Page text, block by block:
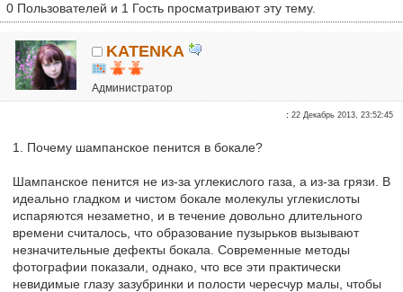
0 Пользователей и 1 Гость просматривают эту тему.
KATENKA
Администратор
:22 Декабрь 2013, 23:52:45
1. Почему шампанское пенится в бокале?
Шампанское пенится не из-за углекислого газа, а из-за грязи. В
идеально гладком и чистом бокале молекулы углекислоты
испаряются незаметно, и в течение довольно длительного
времени считалось, что образование пузырьков вызывают
незначительные дефекты бокала. Современные методы
фотографии показали, однако, что все эти практически
невидимые глазу зазубринки и полости чересчур малы, чтобы